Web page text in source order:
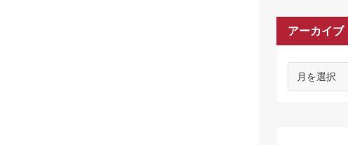
アーカイブ